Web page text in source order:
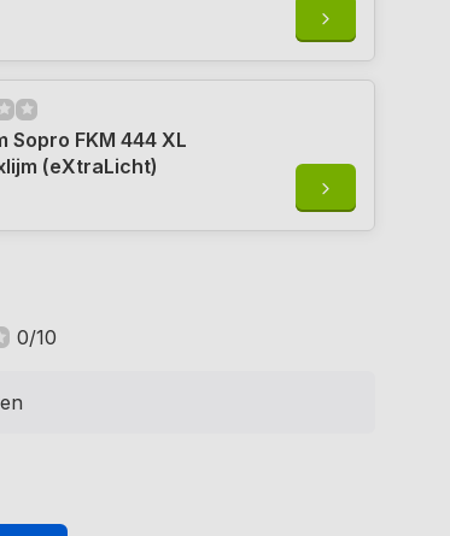
Sopro FKM 444 XL
(eXtraLicht)
0/10